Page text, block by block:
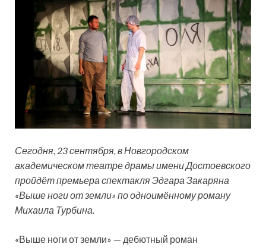
Сегодня, 23 сентября, в Новгородском
академическом театре драмы имени Достоевского
пройдёт премьера спектакля Эдгара Закаряна
«Выше ноги от земли» по одноимённому роману
Михаила Турбина.
«Выше ноги от земли» — дебютный роман